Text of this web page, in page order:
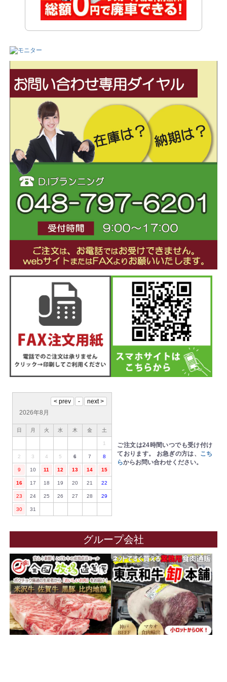
2026年8月
日 月 火 水 木 金 土
1
2 3 4 5 6 7 8
9 10 11 12 13 14 15
16 17 18 19 20 21 22
23 24 25 26 27 28 29
30 31
ご注文は24時間いつでも受け付け
ております。 お急ぎの方は、 こち
らからお問い合わせください。
グループ会社